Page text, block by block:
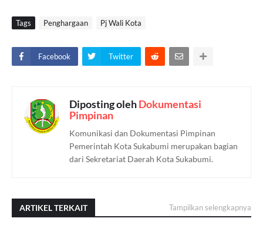
Tags Penghargaan Pj Wali Kota
Facebook Twitter
Diposting olehDokumentasi
Pimpinan
Komunikasi dan Dokumentasi Pimpinan
Pemerintah Kota Sukabumi merupakan bagian
dari Sekretariat Daerah Kota Sukabumi.
ARTIKEL TERKAIT Tampilkan selengkapnya